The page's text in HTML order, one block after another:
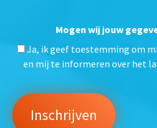
Mogen wij jouw
Ja, ik geef toestemming om
en mij te informeren over het